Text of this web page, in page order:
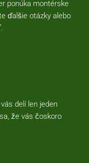
ponúka montérske
ďalšie otázky alebo
delí len jeden
že vás čoskoro